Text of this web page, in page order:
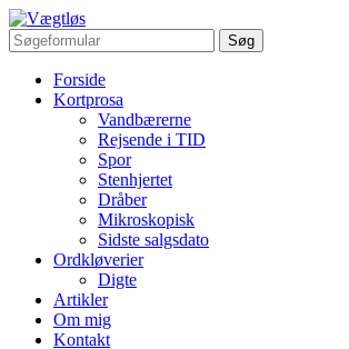
Forside
Kortprosa
Vandbærerne
Rejsende i TID
Spor
Stenhjertet
Dråber
Mikroskopisk
Sidste salgsdato
Ordkløverier
Digte
Artikler
Om mig
Kontakt